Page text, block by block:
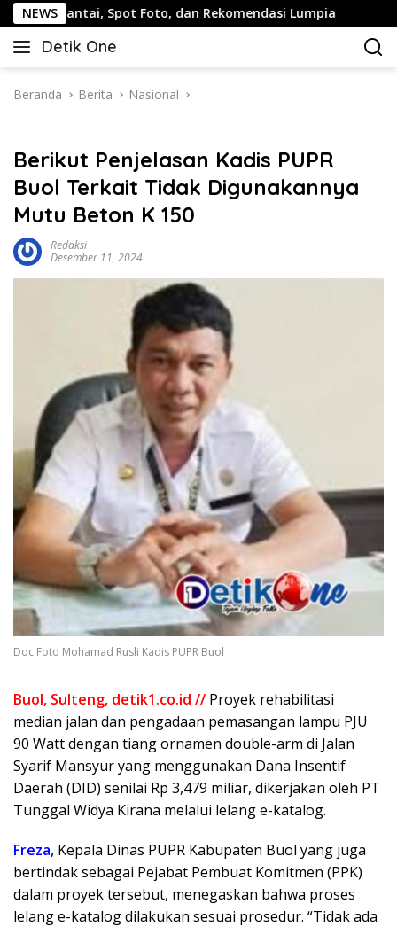
Langsung
ke
konten
NEWS
Spot Foto, dan Rekomendasi Lumpia Panduan
Detik One
Tajam
Fakta
Beranda Berita Nasional
Berikut Penjelasan Kadis PUPR
Buol Terkait Tidak Digunakannya
Mutu Beton K 150
Redaksi
Desember 11, 2024
Doc.Foto Mohamad Rusli Kadis PUPR Buol
Buol, Sulteng, detik1.co.id // Proyek rehabilitasi
median jalan dan pengadaan pemasangan lampu PJU
90 Watt dengan tiang ornamen double-arm di Jalan
Syarif Mansyur yang menggunakan Dana Insentif
Daerah (DID) senilai Rp 3,479 miliar, dikerjakan oleh PT
Tunggal Widya Kirana melalui lelang e-katalog.
Freza, Kepala Dinas PUPR Kabupaten Buol yang juga
bertindak sebagai Pejabat Pembuat Komitmen (PPK)
dalam proyek tersebut, menegaskan bahwa proses
lelang e-katalog dilakukan sesuai prosedur. “Tidak ada